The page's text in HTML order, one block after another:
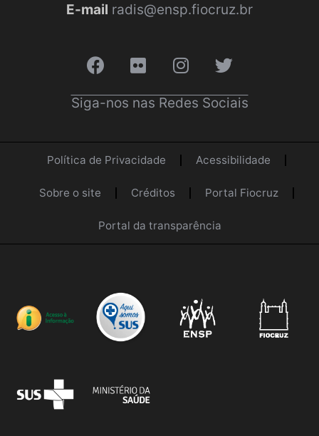
E-mail radis@ensp.fiocruz.br
Siga-nos nas Redes Sociais
Política de Privacidade Acessibilidade
Sobre o site Créditos Portal Fiocruz
Portal da transparência